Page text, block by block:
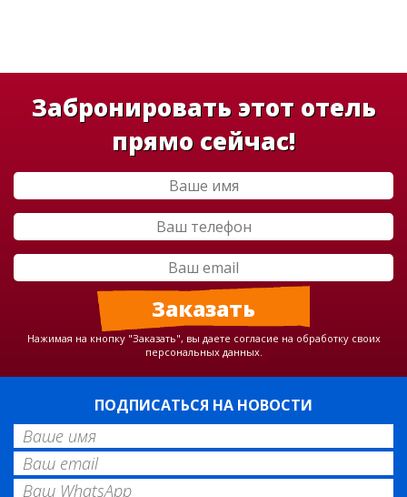
Забронировать этот отель
прямо сейчас!
Нажимая на кнопку "Заказать", вы даете согласие на обработку своих
персональных данных.
ПОДПИСАТЬСЯ НА НОВОСТИ